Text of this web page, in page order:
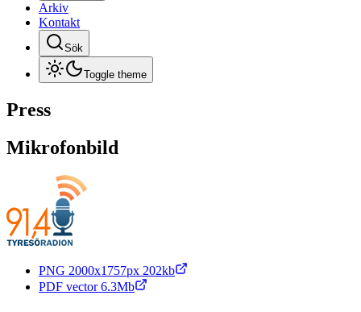
Arkiv
Kontakt
Sök
Toggle theme
Press
Mikrofonbild
PNG 2000x1757px 202kb
PDF vector 6.3Mb